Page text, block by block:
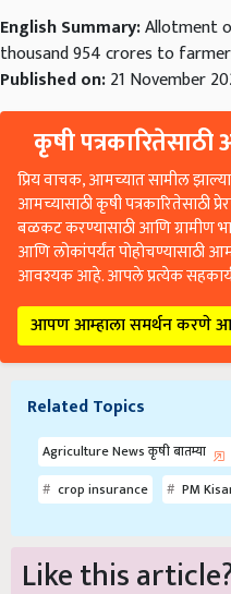
English Summary:Allotment
thousand 954 crores to
Published on:21 November
कृषी पत्रकारितेसाठी
प्रिय वाचक, आमच्यात सामील
आमच्यासाठी कृषी पत्रकारितेसाठी
बळकट करण्यासाठी आणि ग्रामीण
आणि लोकांपर्यंत पोहोचण्यासाठी
आवश्यक आहे. आपले प्रत्येक सहकार्य
आपण आम्हाला समर्थन करणे
Related Topics
Agriculture News कृषी बातम्या
crop insurance
PM
Like this